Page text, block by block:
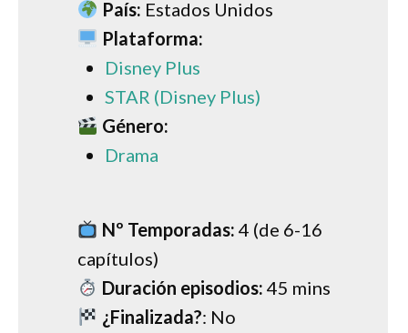
País: Estados Unidos
Plataforma:
Disney Plus
STAR (Disney Plus)
Género:
Drama
Nº Temporadas: 4 (de 6-16
capítulos)
Duración episodios: 45 mins
¿Finalizada?: No